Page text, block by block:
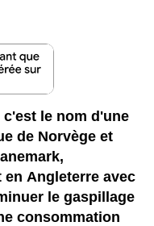
c'est le nom d'une
de Norvège et
en Angleterre avec
le gaspillage
consommation